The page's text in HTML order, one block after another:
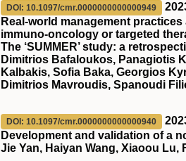
DOI: 10.1097/cmr.0000000000000949
Real-world management
immuno-oncology or targeted
The ‘SUMMER’ study: a
Dimitrios Bafaloukos, Panagiotis
Kalbakis, Sofia Baka, Georgios
Dimitrios Mavroudis, Spanoudi
DOI: 10.1097/cmr.0000000000000940
Development and validation of a
Jie Yan, Haiyan Wang, Xiaoou Lu,